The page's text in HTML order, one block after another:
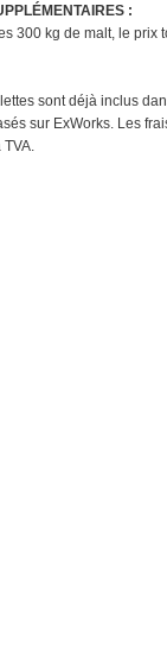
:
300 kg de malt, le prix
sont déjà inclus
sur ExWorks. Les